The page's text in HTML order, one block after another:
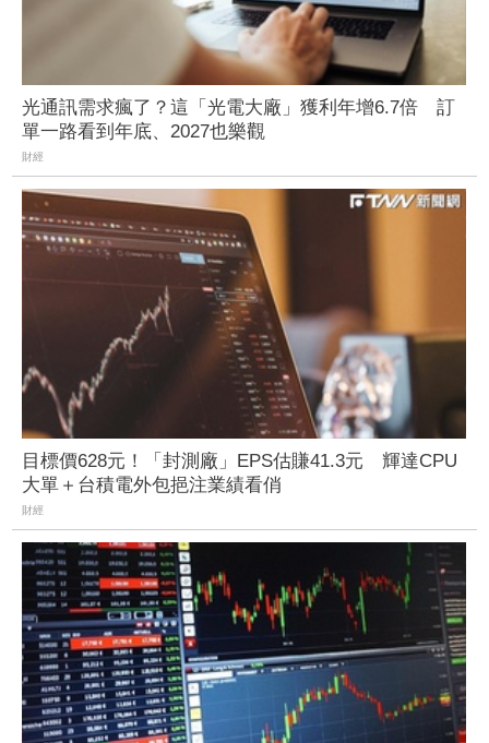
光通訊需求瘋了？這「光電大廠」獲利年增6.7倍 訂
單一路看到年底、2027也樂觀
財經
目標價628元！「封測廠」EPS估賺41.3元 輝達CPU
大單＋台積電外包挹注業績看俏
財經